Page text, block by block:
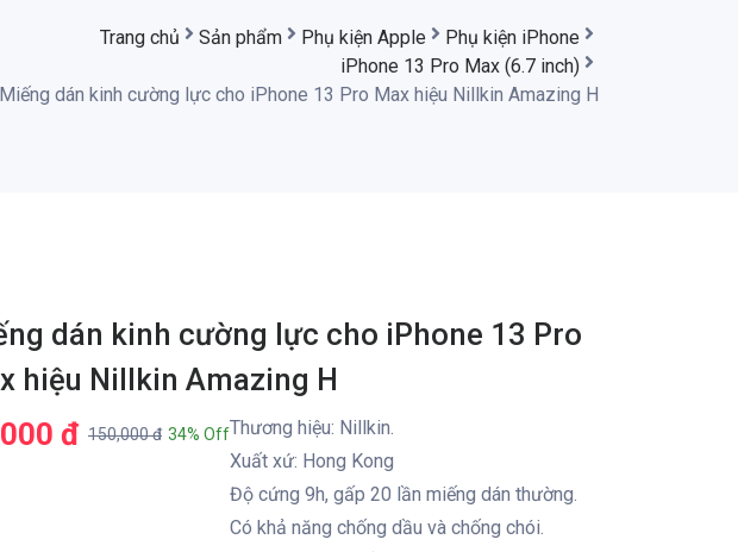
Trang chủ Sản phẩm Phụ kiện Apple
Phụ kiện iPhone
iPhone 13 Pro Max (6.7 inch)
Miếng dán kinh cường lực cho iPhone 13 Pro Max hiệu Nillkin Amazing H
dán kinh cường lực cho iPhone 13 Pro
hiệu Nillkin Amazing H
đ 150,000 đ 34% OffThương hiệu: Nillkin.
Xuất xứ: Hong Kong
Độ cứng 9h, gấp 20 lần miếng dán thường.
Có khả năng chống dầu và chống chói.